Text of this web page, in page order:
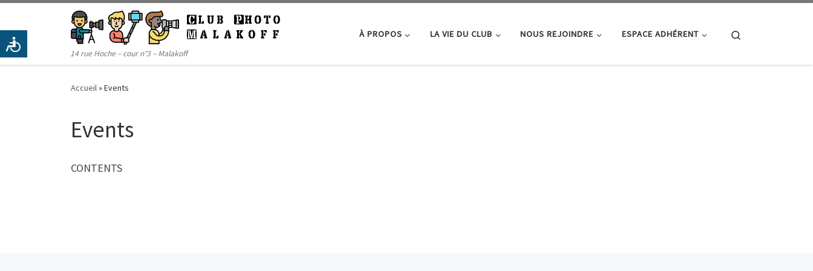
Passer au contenu
14 rue Hoche – cour n°3 – Malakoff
À PROPOS LA VIE DU CLUB NOUS REJOINDRE ESPACE ADHÉRENT
Accueil»Events
Events
CONTENTS